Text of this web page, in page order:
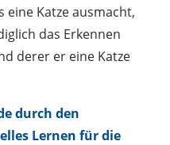
eine Katze ausmacht,
das Erkennen
derer er eine Katze
durch den
Lernen für die